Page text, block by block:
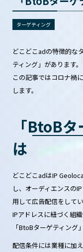
ターゲティング
どこどこadの特徴的な
ティング」があります。
この記事ではコロナ禍
します。
「BtoB
は
どこどこadはIP
し、オーディエンスの
用して広告配信をしてい
IPアドレスに紐づく組
「BtoBターゲティング
配信条件には業種に加